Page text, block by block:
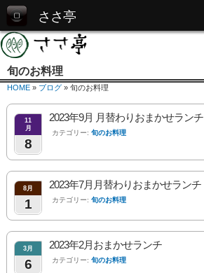
ささ亭
旬のお料理
HOME » ブログ » 旬のお料理
11
月
8
2023年9月 月替わりおまかせランチ
カテゴリー: 旬のお料理
8月
1
2023年7月月替わりおまかせランチ
カテゴリー: 旬のお料理
3月
6
2023年2月おまかせランチ
カテゴリー: 旬のお料理